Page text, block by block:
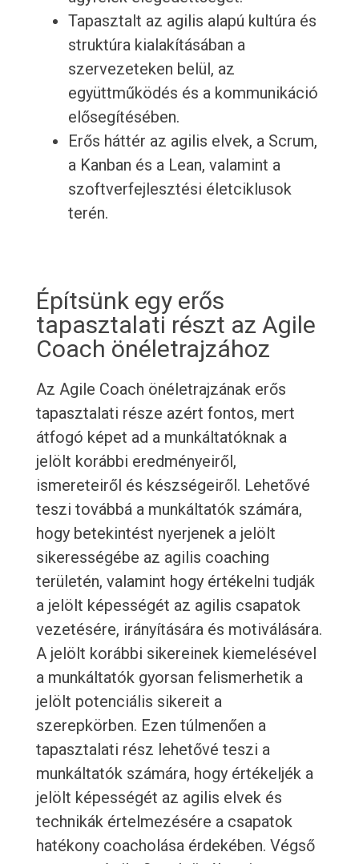
Tapasztalt az agilis alapú kultúra és
struktúra kialakításában a
szervezeteken belül, az
együttműködés és a kommunikáció
elősegítésében.
Erős háttér az agilis elvek, a Scrum,
a Kanban és a Lean, valamint a
szoftverfejlesztési életciklusok
terén.
Építsünk egy erős
tapasztalati részt az Agile
Coach önéletrajzához
Az Agile Coach önéletrajzának erős
tapasztalati része azért fontos, mert
átfogó képet ad a munkáltatóknak a
jelölt korábbi eredményeiről,
ismereteiről és készségeiről. Lehetővé
teszi továbbá a munkáltatók számára,
hogy betekintést nyerjenek a jelölt
sikerességébe az agilis coaching
területén, valamint hogy értékelni tudják
a jelölt képességét az agilis csapatok
vezetésére, irányítására és motiválására.
A jelölt korábbi sikereinek kiemelésével
a munkáltatók gyorsan felismerhetik a
jelölt potenciális sikereit a
szerepkörben. Ezen túlmenően a
tapasztalati rész lehetővé teszi a
munkáltatók számára, hogy értékeljék a
jelölt képességét az agilis elvek és
technikák értelmezésére a csapatok
hatékony coacholása érdekében. Végső